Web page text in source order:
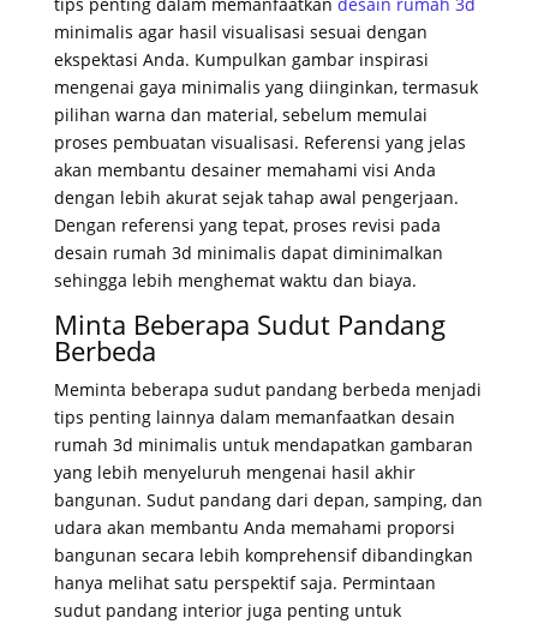
minimalis agar hasil visualisasi sesuai dengan
ekspektasi Anda. Kumpulkan gambar inspirasi
mengenai gaya minimalis yang diinginkan, termasuk
pilihan warna dan material, sebelum memulai
proses pembuatan visualisasi. Referensi yang jelas
akan membantu desainer memahami visi Anda
dengan lebih akurat sejak tahap awal pengerjaan.
Dengan referensi yang tepat, proses revisi pada
desain rumah 3d minimalis dapat diminimalkan
sehingga lebih menghemat waktu dan biaya.
Minta Beberapa Sudut Pandang
Berbeda
Meminta beberapa sudut pandang berbeda menjadi
tips penting lainnya dalam memanfaatkan desain
rumah 3d minimalis untuk mendapatkan gambaran
yang lebih menyeluruh mengenai hasil akhir
bangunan. Sudut pandang dari depan, samping, dan
udara akan membantu Anda memahami proporsi
bangunan secara lebih komprehensif dibandingkan
hanya melihat satu perspektif saja. Permintaan
sudut pandang interior juga penting untuk